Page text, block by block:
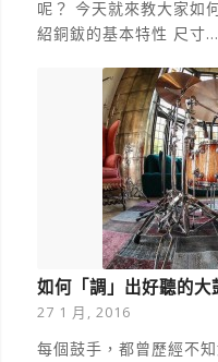
呢？ 今天就來教大家如
紹銅鈸的基本特性 尺寸…
如何「調」出好聽的大
27 1 月, 2016
每個鼓手，都曾歷經不